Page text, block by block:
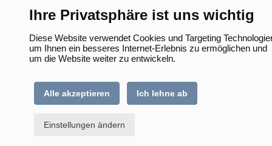
Ihre Privatsphäre ist uns wichtig
Diese Website verwendet Cookies und Targeting
um Ihnen ein besseres Internet-Erlebnis zu ermöglichen und
um die Website weiter zu entwickeln.
Alle akzeptieren Ich lehne ab
Einstellungen ändern